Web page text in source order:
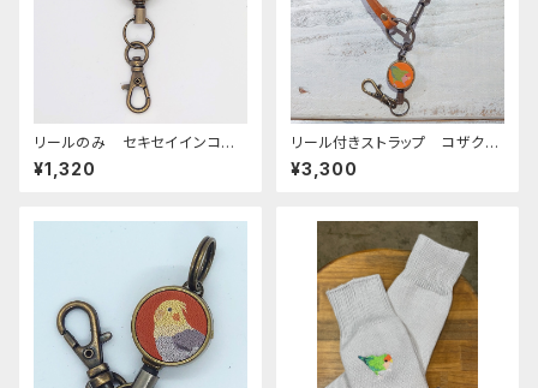
リールのみ セキセイインコ
モノトーン キャメル せきせい
いんこ
¥1,320
リール付きストラップ コザクラ
インコ ノーマル キャメル ×
キャメル こざくらいんこ
¥3,300